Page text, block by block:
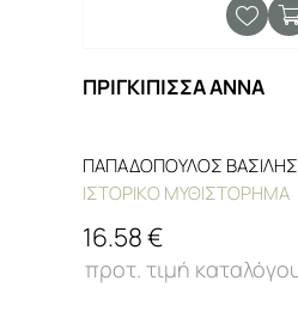
ΠΡΙΓΚΙΠΙΣΣΑ ΑΝΝΑ
ΠΑΠΑΔΟΠΟΥΛΟΣ ΒΑΣΙΛΗΣ
ΙΣΤΟΡΙΚΟ ΜΥΘΙΣΤΟΡΗΜΑ
16.58 €